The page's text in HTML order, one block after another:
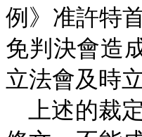
例》准許特
免判決會造
立法會及時立
上述的裁